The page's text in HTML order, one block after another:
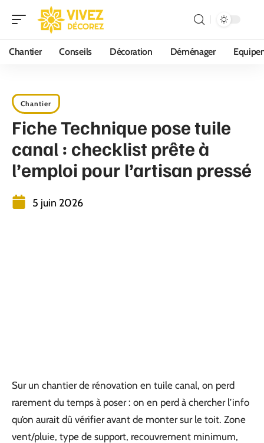
Chantier Conseils Décoration Déménager
Chantier
Fiche Technique pose tuile
canal : checklist prête à
l’emploi pour l’artisan pressé
5 juin 2026
Sur un chantier de rénovation en tuile canal, on perd
rarement du temps à poser : on en perd à chercher l’info
qu’on aurait dû vérifier avant de monter sur le toit. Zone
vent/pluie, type de support, recouvrement minimum,